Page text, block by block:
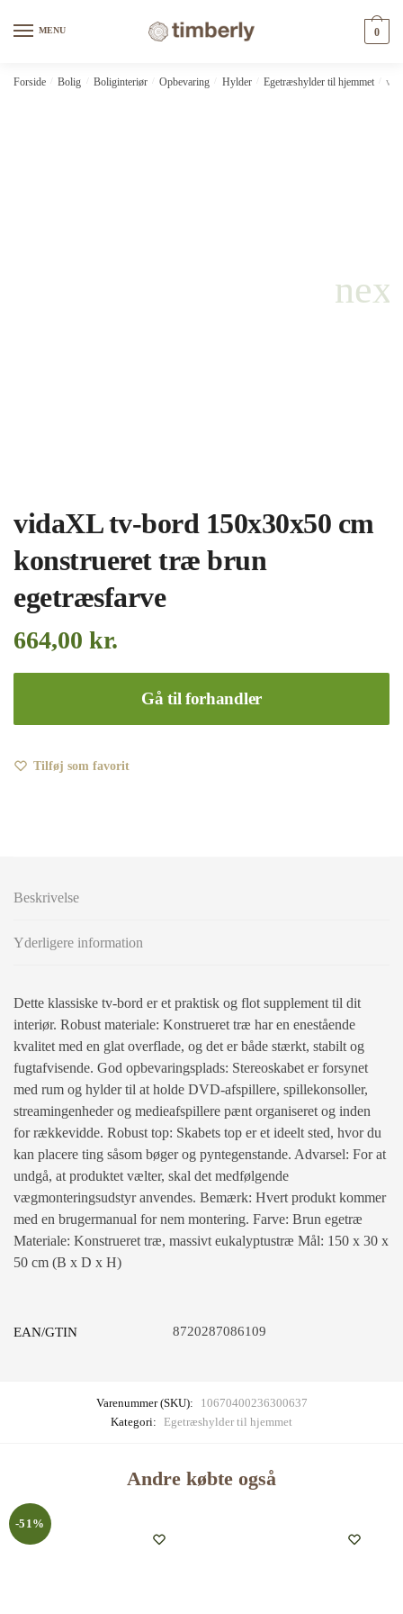
MENU 0
Forside Bolig Boliginteriør Opbevaring Hylder Egetræshylder til hjemmet
vidaXL tv-bord 150x30x50 cm
konstrueret træ brun
egetræsfarve
664,00 kr.
Gå til forhandler
Tilføj som favorit
Beskrivelse
Yderligere information
Dette klassiske tv-bord er et praktisk og flot supplement til dit
interiør. Robust materiale: Konstrueret træ har en enestående
kvalitet med en glat overflade, og det er både stærkt, stabilt og
fugtafvisende. God opbevaringsplads: Stereoskabet er forsynet
med rum og hylder til at holde DVD-afspillere, spillekonsoller,
streamingenheder og medieafspillere pænt organiseret og inden
for rækkevidde. Robust top: Skabets top er et ideelt sted, hvor du
kan placere ting såsom bøger og pyntegenstande. Advarsel: For at
undgå, at produktet vælter, skal det medfølgende
vægmonteringsudstyr anvendes. Bemærk: Hvert produkt kommer
med en brugermanual for nem montering. Farve: Brun egetræ
Materiale: Konstrueret træ, massivt eukalyptustræ Mål: 150 x 30 x
50 cm (B x D x H)
EAN/GTIN 8720287086109
Varenummer (SKU):
10670400236300637
Kategori: Egetræshylder til hjemmet
Andre købte også
-51%